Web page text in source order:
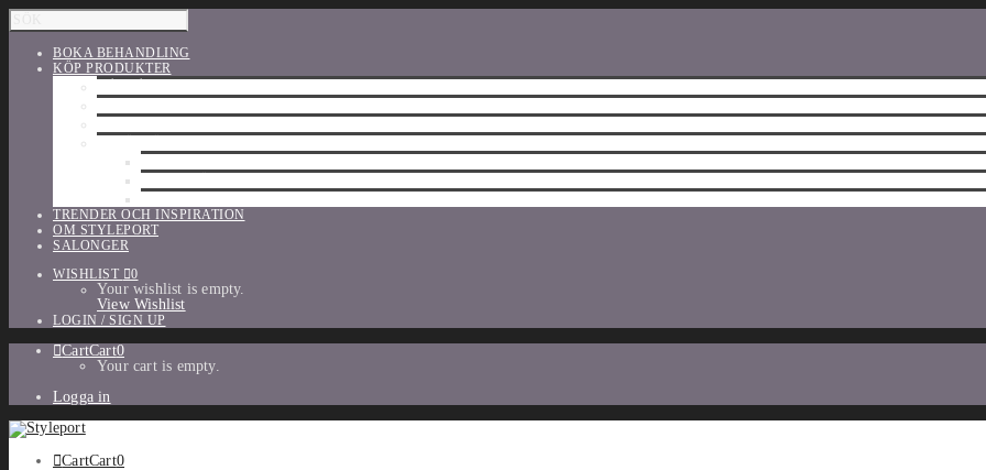
BOKA BEHANDLING
KÖP PRODUKTER
TRENDER OCH INSPIRATION
OM STYLEPORT
SALONGER
WISHLIST
0
Your wishlist is empty.
View Wishlist
LOGIN / SIGN UP
CartCart0
Your cart is empty.
Logga in
CartCart0